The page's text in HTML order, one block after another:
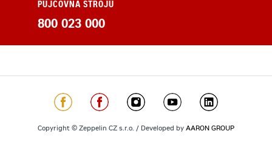
PŮJČOVNA STROJŮ
800 023 000
Copyright © Zeppelin CZ s.r.o. / Developed by AARON GROUP